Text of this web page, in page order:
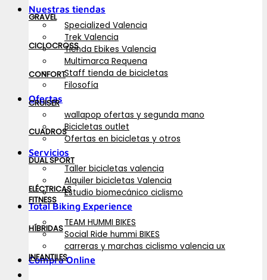
Nuestras tiendas
Specialized Valencia
Trek Valencia
Tienda Ebikes Valencia
Multimarca Requena
Staff tienda de bicicletas
Filosofía
Ofertas
wallapop ofertas y segunda mano
Bicicletas outlet
Ofertas en bicicletas y otros
Servicios
Taller bicicletas valencia
Alquiler bicicletas Valencia
Estudio biomecánico ciclismo
Total Biking Experience
TEAM HUMMI BIKES
Social Ride hummi BIKES
carreras y marchas ciclismo valencia ux
Compra Online
GRAVEL
CICLOCROSS
CONFORT
CRUISER
CUADROS
DUAL SPORT
ELÉCTRICAS
FITNESS
HÍBRIDAS
INFANTILES